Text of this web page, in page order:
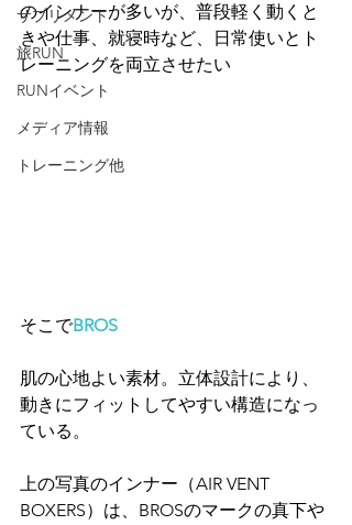
サプリメント
旅RUN
RUNイベント
メディア情報
トレーニング他
のインナーが多いが、普段軽く動くと
きや仕事、就寝時など、日常使いとト
レーニングを両立させたい
そこでBROS
肌の心地よい素材。立体設計により、
動きにフィットしてやすい構造になっ
ている。
上の写真のインナー（AIR VENT
BOXERS）は、BROSのマークの真下や